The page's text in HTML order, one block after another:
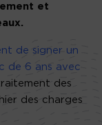
et
de signer un
de 6 ans avec
des
des charges